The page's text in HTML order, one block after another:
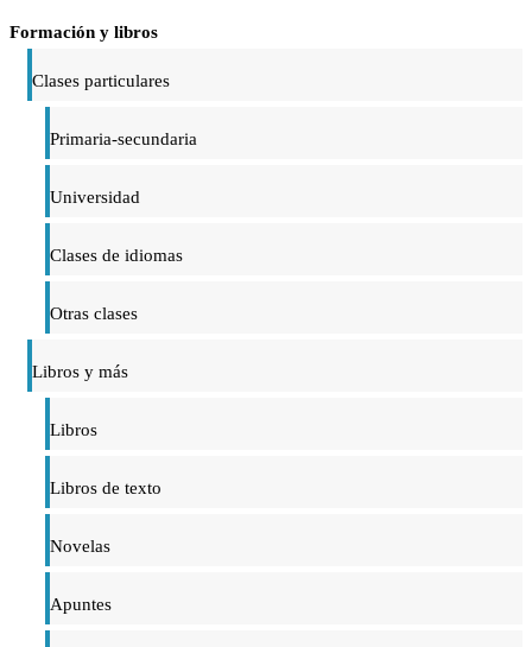
Formación y libros
Clases particulares
Primaria-secundaria
Universidad
Clases de idiomas
Otras clases
Libros y más
Libros
Libros de texto
Novelas
Apuntes